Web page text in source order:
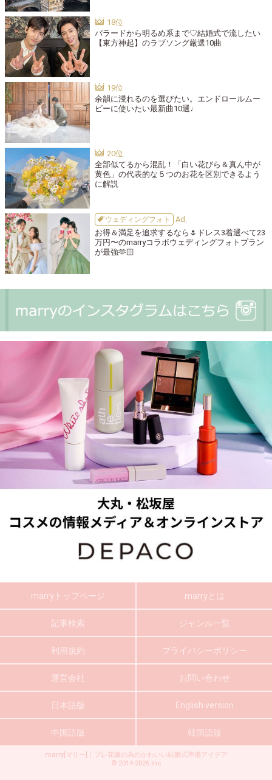
バラードから明るめ系まで♡結婚式で流したい
【東方神起】のラブソング厳選10曲
余韻に浸れるのを選びたい。エンドロールムー
ビーに使いたい最新曲10選♩
全部似てるから混乱！「白い花びら＆真ん中が
黄色」の代表的な５つのお花を区別できるよう
に解説
ウェディングフォト
お得＆満足を追求するなら🌷ドレス3着選べて23
万円〜のmarryコラボウェディングフォトプラン
が最強🫶🏻
marryトップページ marryとは
記事検索 ジャンル一覧
利用規約 プライバシーポリシー
運営会社 お問い合わせ
日本語版 English version
中国語版 韓国語版
marry[マリー]｜プレ花嫁の為のかわいい結婚式準備アイデア
© 2014-2026 Inc